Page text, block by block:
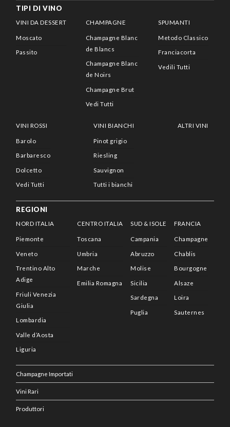
TIPI DI VINO
VINI DA DESSERT
Moscato
Passito
CHAMPAGNE
Champagne Blanc
de Blancs
Champagne Blanc
de Noirs
Champagne Brut
Vedi Tutti
SPUMANTI
Metodo Classico
Franciacorta
Vedili Tutti
VINI ROSSI
Barolo
Barbaresco
Dolcetto
Vedi Tutti
VINI BIANCHI
Pinot grigio
Riesling
Sauvignon
Tutti i bianchi
ALTRI VINI
REGIONI
NORD ITALIA
Piemonte
Veneto
Trentino Alto
Adige
Friuli Venezia
Giulia
Lombardia
Valle d’Aosta
Liguria
CENTRO ITALIA
Toscana
Umbria
Marche
Emilia Romagna
SUD & ISOLE
Campania
Abruzzo
Molise
Sicilia
Sardegna
Puglia
FRANCIA
Champagne
Chablis
Bourgogne
Alsaze
Loira
Sauternes
Champagne Importati
Vini Rari
Produttori